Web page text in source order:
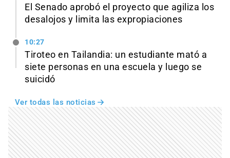
El Senado aprobó el proyecto que agiliza los
desalojos y limita las expropiaciones
10:27
Tiroteo en Tailandia: un estudiante mató a
siete personas en una escuela y luego se
suicidó
Ver todas las noticias